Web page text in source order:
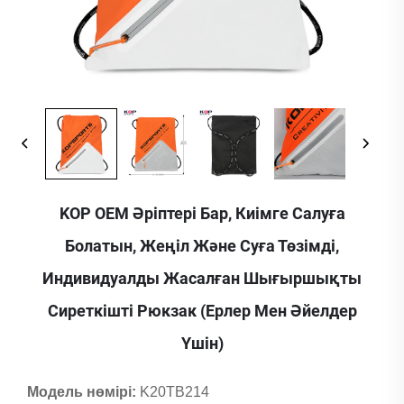
KOP OEM Әріптері Бар, Киімге Салуға
Болатын, Жеңіл Және Суға Төзімді,
Индивидуалды Жасалған Шығыршықты
Сиреткішті Рюкзак (ерлер Мен Әйелдер
Үшін)
Модель нөмірі: K20TB214